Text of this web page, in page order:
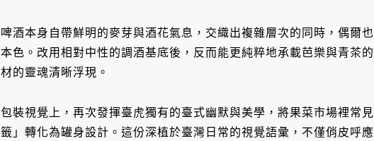
啤酒本身自帶鮮明的麥芽與酒花氣息，交織出複雜層次的同時，偶爾
本色。改用相對中性的調酒基底後，反而能更純粹地承載芭樂與青茶
材的靈魂清晰浮現。
包裝視覺上，再次發揮臺虎獨有的臺式幽默與美學，將果菜市場裡常
籤」轉化為罐身設計。這份深植於臺灣日常的視覺語彙，不僅俏皮呼